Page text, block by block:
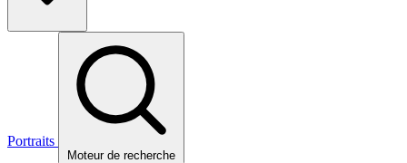
Portraits
Moteur de recherche